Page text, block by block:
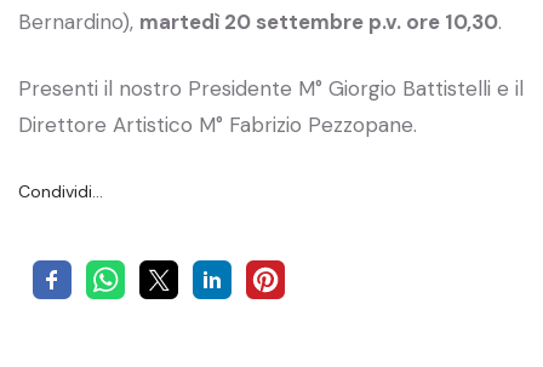
Bernardino), martedì 20 settembre p.v. ore 10,30.
Presenti il nostro Presidente M° Giorgio Battistelli e il
Direttore Artistico M° Fabrizio Pezzopane.
Condividi…